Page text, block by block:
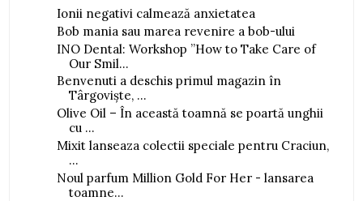
Ionii negativi calmează anxietatea
Bob mania sau marea revenire a bob-ului
INO Dental: Workshop ”How to Take Care of
Our Smil...
Benvenuti a deschis primul magazin în
Târgoviște, ...
Olive Oil – În această toamnă se poartă unghii
cu ...
Mixit lanseaza colectii speciale pentru Craciun,
...
Noul parfum Million Gold For Her - lansarea
toamne...